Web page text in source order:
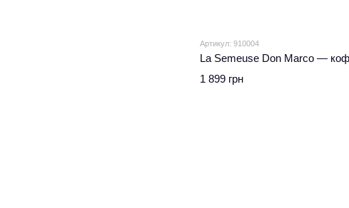
Артикул: 910004
La Semeuse Don Marco —
1 899 грн